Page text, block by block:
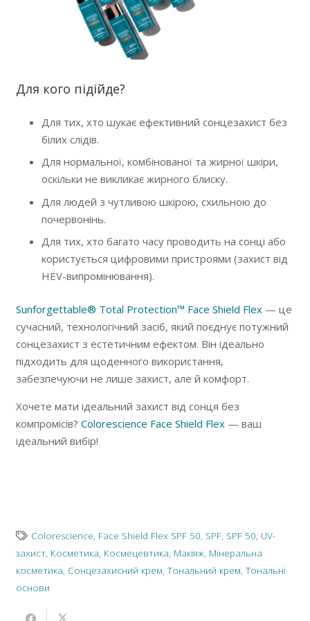
Для кого підійде?
Для тих, хто шукає ефективний сонцезахист без
білих слідів.
Для нормальної, комбінованої та жирної шкіри,
оскільки не викликає жирного блиску.
Для людей з чутливою шкірою, схильною до
почервонінь.
Для тих, хто багато часу проводить на сонці або
користується цифровими пристроями (захист від
HEV-випромінювання).
Sunforgettable® Total Protection™ Face Shield Flex— це
сучасний, технологічний засіб, який поєднує потужний
сонцезахист з естетичним ефектом. Він ідеально
підходить для щоденного використання,
забезпечуючи не лише захист, але й комфорт.
Хочете мати ідеальний захист від сонця без
компромісів? Colorescience Face Shield Flex— ваш
ідеальний вибір!
Colorescience, Face Shield Flex SPF 50, SPF, SPF 50, UV-
захист, Косметика, Космецевтика, Макіяж, Мінеральна
косметика, Сонцезахисний крем, Тональний крем, Тональні
основи